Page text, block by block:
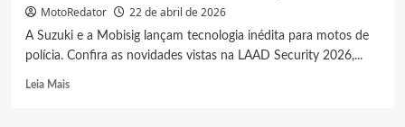
MotoRedator 22 de abril de 2026
A Suzuki e a Mobisig lançam tecnologia inédita para motos de
polícia. Confira as novidades vistas na LAAD Security 2026,...
Leia MaisRead